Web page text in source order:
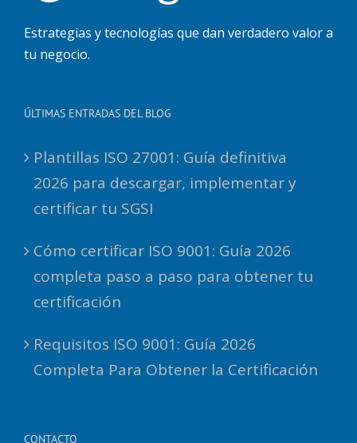
Estrategias y tecnologías que dan verdadero valor a
tu negocio.
ÚLTIMAS ENTRADAS DEL BLOG
Plantillas ISO 27001: Guía definitiva
2026 para descargar, implementar y
certificar tu SGSI
Cómo certificar ISO 9001: Guía 2026
completa paso a paso para obtener tu
certificación
Requisitos ISO 9001: Guía 2026
Completa Para Obtener la Certificación
CONTACTO